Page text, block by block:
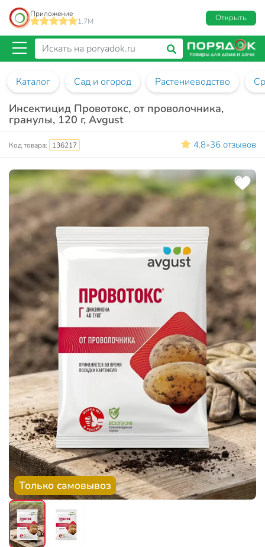
Приложение
1.7M
Открыть
Каталог Сад и огород Растениеводство
Инсектицид Провотокс, от проволочника,
гранулы, 120 г, Avgust
Код товара: 136217 4.8•36 отзывов
Только самовывоз